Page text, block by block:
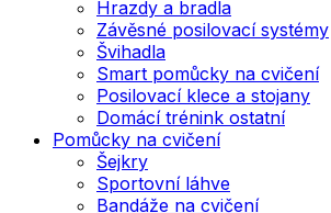
Hrazdy a bradla
Závěsné posilovací systémy
Švihadla
Smart pomůcky na cvičení
Posilovací klece a stojany
Domácí trénink ostatní
Pomůcky na cvičení
Šejkry
Sportovní láhve
Bandáže na cvičení